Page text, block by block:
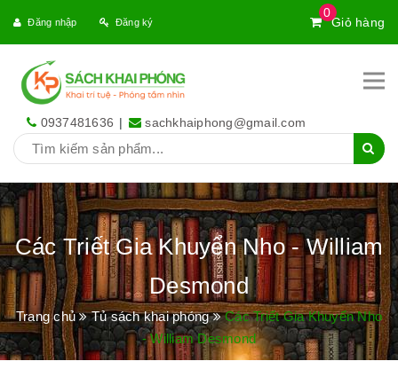
0
Giỏ hàng
Đăng nhập Đăng ký
0937481636 | sachkhaiphong@gmail.com
Các Triết Gia Khuyển Nho - William
Desmond
Trang chủ Tủ sách khai phóng
Các Triết Gia Khuyển Nho
- William Desmond